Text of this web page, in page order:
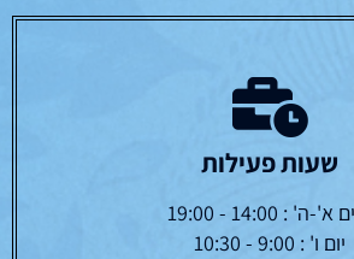
שעות פעילות
ה' : 14:00 - 19:00
יום ו' : 9:00 - 10:30